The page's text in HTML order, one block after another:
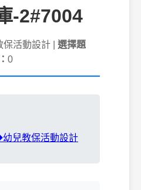
-2#7004
活動設計 | 選擇題
0
兒教保活動設計